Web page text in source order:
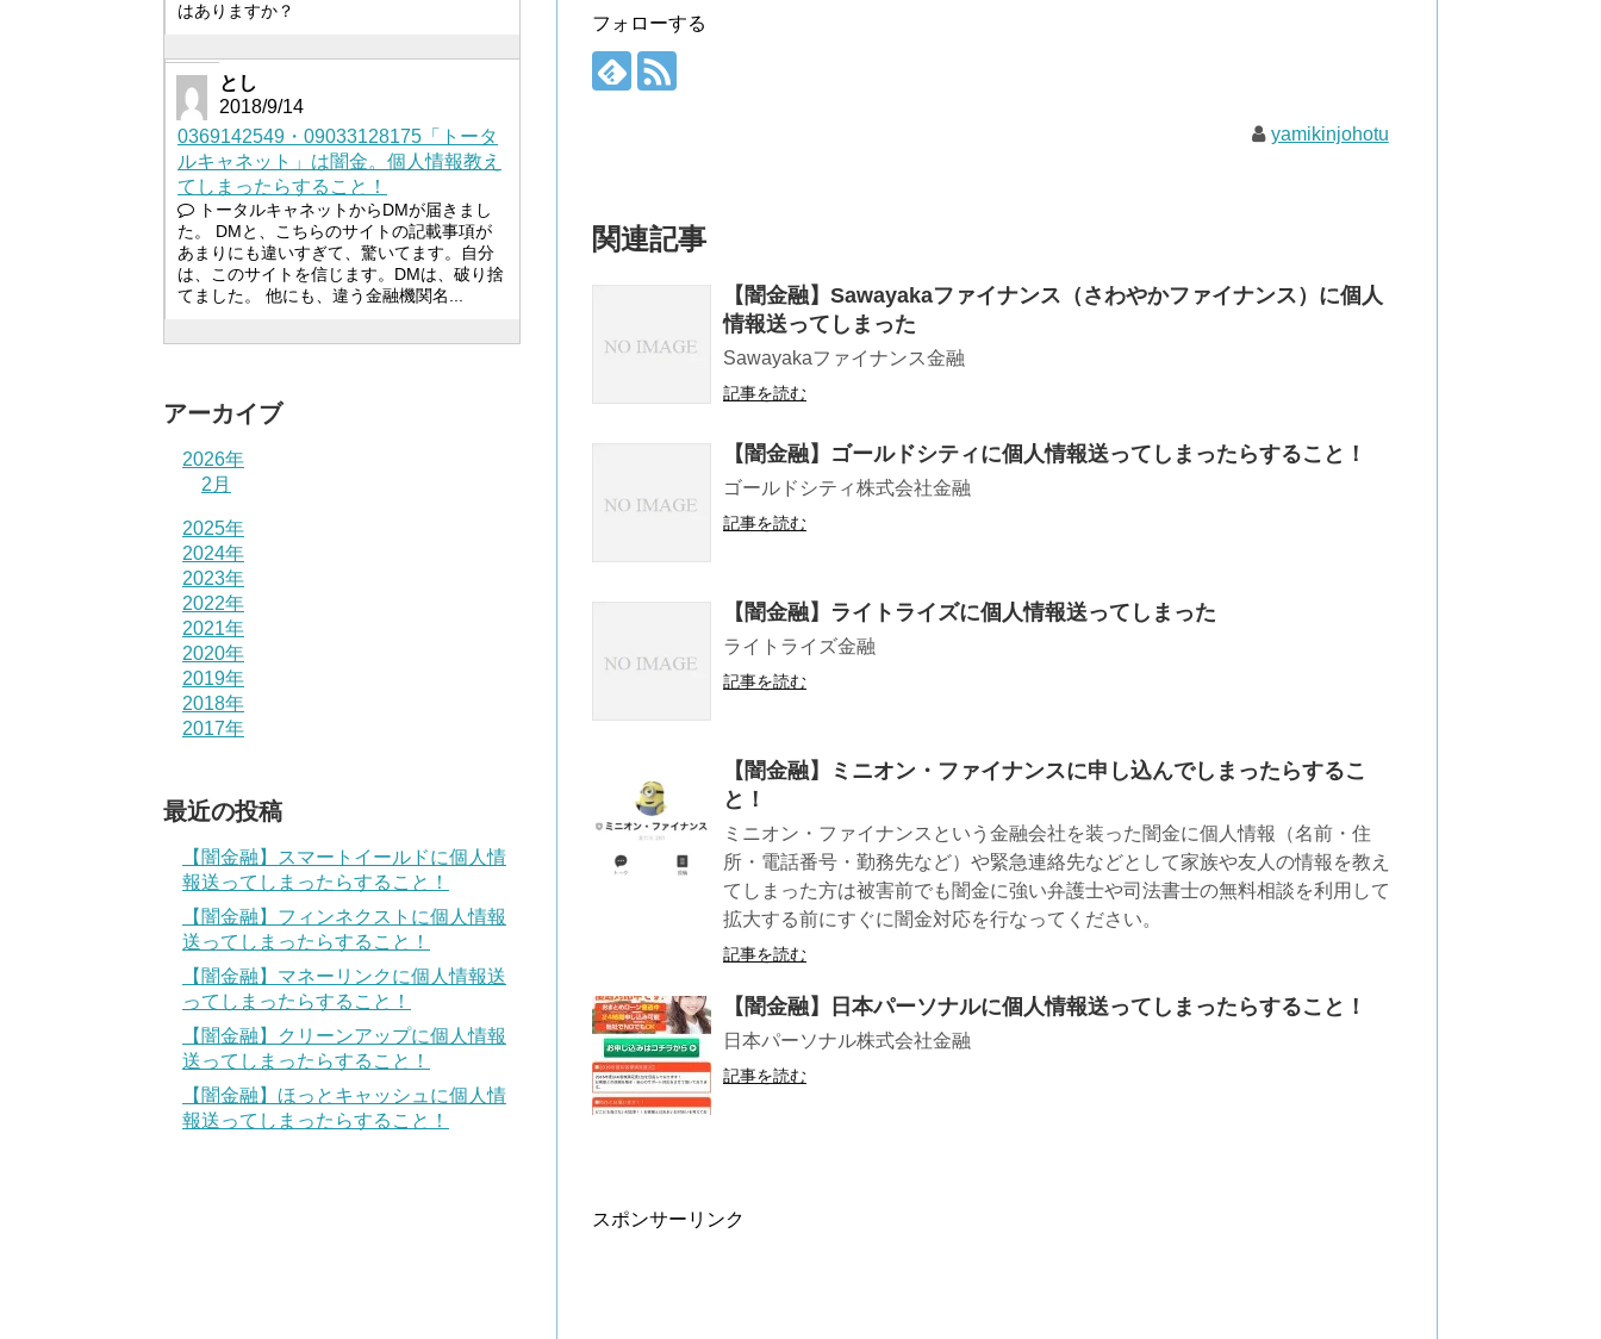
フォローする
yamikinjohotu
関連記事
【闇金融】Sawayakaファイナンス（さわやかファイナンス）に個人
情報送ってしまった
Sawayakaファイナンス金融
記事を読む
【闇金融】ゴールドシティに個人情報送ってしまったらすること！
ゴールドシティ株式会社金融
記事を読む
【闇金融】ライトライズに個人情報送ってしまった
ライトライズ金融
記事を読む
【闇金融】ミニオン・ファイナンスに申し込んでしまったらするこ
と！
ミニオン・ファイナンスという金融会社を装った闇金に個人情報（名前・住
所・電話番号・勤務先など）や緊急連絡先などとして家族や友人の情報を教え
てしまった方は被害前でも闇金に強い弁護士や司法書士の無料相談を利用して
拡大する前にすぐに闇金対応を行なってください。
記事を読む
【闇金融】日本パーソナルに個人情報送ってしまったらすること！
日本パーソナル株式会社金融
記事を読む
スポンサーリンク
はありますか？
とし
2018/9/14
0369142549・09033128175「トータ
ルキャネット」は闇金。個人情報教え
てしまったらすること！
トータルキャネットからDMが届きまし
た。 DMと、こちらのサイトの記載事項が
あまりにも違いすぎて、驚いてます。自分
は、このサイトを信じます。DMは、破り捨
てました。 他にも、違う金融機関名...
アーカイブ
2026年
2月
2025年
2024年
2023年
2022年
2021年
2020年
2019年
2018年
2017年
最近の投稿
【闇金融】スマートイールドに個人情
報送ってしまったらすること！
【闇金融】フィンネクストに個人情報
送ってしまったらすること！
【闇金融】マネーリンクに個人情報送
ってしまったらすること！
【闇金融】クリーンアップに個人情報
送ってしまったらすること！
【闇金融】ほっとキャッシュに個人情
報送ってしまったらすること！